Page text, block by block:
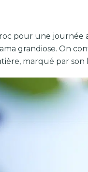
pour une journée
grandiose. On
marqué par son